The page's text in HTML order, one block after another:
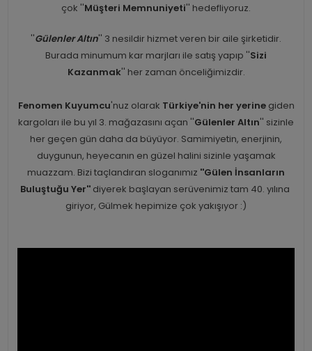
çok ''Müşteri Memnuniyeti'' hedefliyoruz.
''Gülenler Altın'' 3 nesildir hizmet veren bir aile şirketidir.
Burada minumum kar marjları ile satış yapıp ''Sizi
Kazanmak'' her zaman önceliğimizdir.
Fenomen Kuyumcu'nuz olarak Türkiye'nin her yerinegiden
kargoları ile bu yıl 3. mağazasını açan ''Gülenler Altın'' sizinle
her geçen gün daha da büyüyor. Samimiyetin, enerjinin,
duygunun, heyecanın en güzel halini sizinle yaşamak
muazzam. Bizi taçlandıran sloganımız ''Gülen İnsanların
Buluştuğu Yer'' diyerek başlayan serüvenimiz tam 40. yılına
giriyor, Gülmek hepimize çok yakışıyor :)